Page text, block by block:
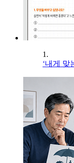
1.
‘내게 맞